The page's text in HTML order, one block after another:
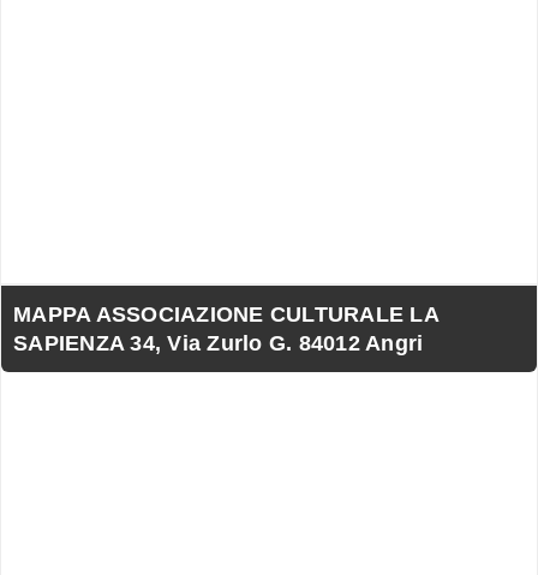
MAPPA ASSOCIAZIONE CULTURALE LA
SAPIENZA 34, Via Zurlo G. 84012 Angri